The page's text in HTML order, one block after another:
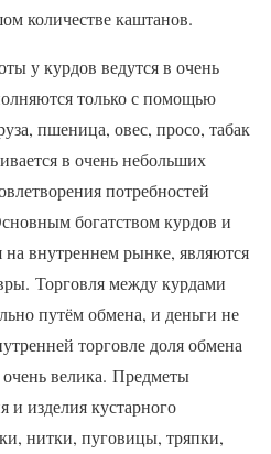
количестве каштанов.
у курдов ведутся в очень
только с помощью
пшеница, овес, просо, табак
в очень небольших
потребностей
богатством курдов и
внутреннем рынке, являются
Торговля между курдами
путём обмена, и деньги не
торговле доля обмена
велика. Предметы
и изделия кустарного
нитки, пуговицы, тряпки,